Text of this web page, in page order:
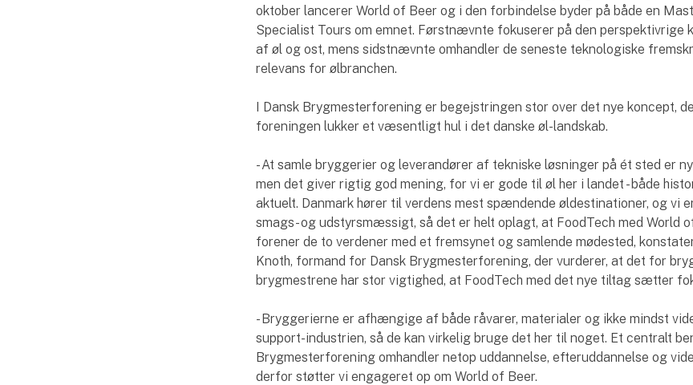
oktober lancerer World of Beer og i den forbindelse byder på både en
Specialist Tours om emnet. Førstnævnte fokuserer på den perspektivrige
af øl og ost, mens sidstnævnte omhandler de seneste teknologiske
relevans for ølbranchen.
I Dansk Brygmesterforening er begejstringen stor over det nye koncept,
foreningen lukker et væsentligt hul i det danske øl-landskab.
- At samle bryggerier og leverandører af tekniske løsninger på ét sted er
men det giver rigtig god mening, for vi er gode til øl her i landet - både
aktuelt. Danmark hører til verdens mest spændende øldestinationer, og vi
smags- og udstyrsmæssigt, så det er helt oplagt, at FoodTech med World
forener de to verdener med et fremsynet og samlende mødested,
Knoth, formand for Dansk Brygmesterforening, der vurderer, at det for
brygmestrene har stor vigtighed, at FoodTech med det nye tiltag sætter
- Bryggerierne er afhængige af både råvarer, materialer og ikke mindst
support-industrien, så de kan virkelig bruge det her til noget. Et centralt
Brygmesterforening omhandler netop uddannelse, efteruddannelse og
derfor støtter vi engageret op om World of Beer.